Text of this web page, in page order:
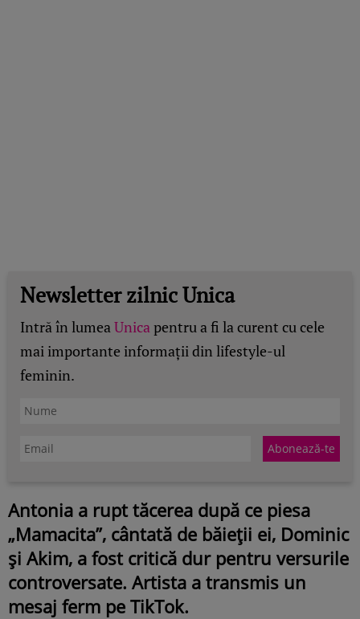
Newsletter zilnic Unica
Intră în lumeaUnicapentru a fi la curent cu cele
mai importante informații din lifestyle-ul
feminin.
Antonia a rupt tăcerea după ce piesa
„Mamacita”, cântată de băieții ei, Dominic
și Akim, a fost critică dur pentru versurile
controversate. Artista a transmis un
mesaj ferm pe TikTok.